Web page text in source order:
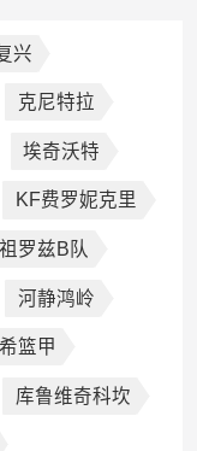
兴
克尼特拉
埃奇沃特
KF费罗妮克里
罗兹B队
河静鸿岭
希篮甲
库鲁维奇科坎